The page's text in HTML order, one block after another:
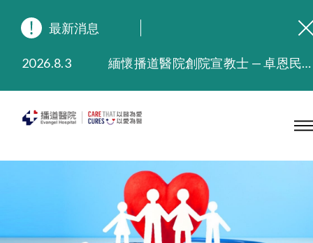
最新消息
2026.3.20
晚間門診服務延長至晚上11時
2025.11.27
播道醫院為大埔火災受災人士提供全額資助情緒支援服務
2025.9.23
2025.8.4
播道醫院體檢服務獲客戶正面評價